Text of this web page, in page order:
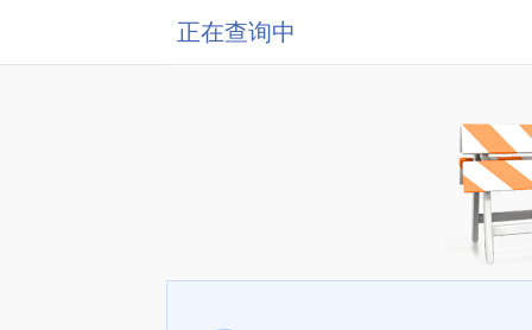
正在查询中